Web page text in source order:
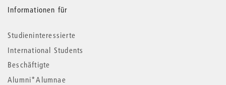
Informationen für
Studieninteressierte
International Students
Beschäftigte
Alumni*Alumnae